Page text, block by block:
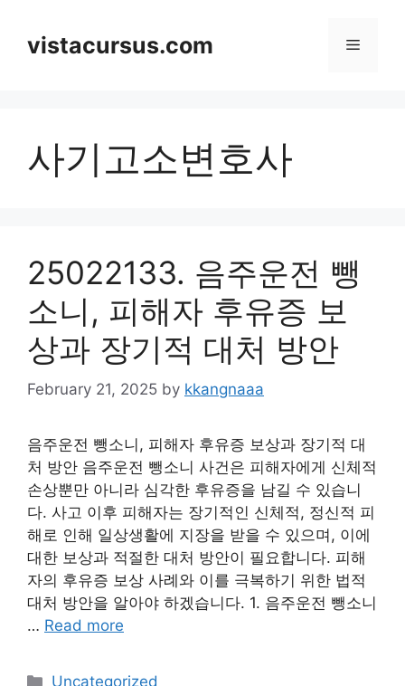
contentvistacursus.com Menu
사기고소변호사
25022133. 음주운전 뺑
소니, 피해자 후유증 보
상과 장기적 대처 방안
February 21, 2025 by kkangnaaa
음주운전 뺑소니, 피해자 후유증 보상과 장기적 대
처 방안 음주운전 뺑소니 사건은 피해자에게 신체적
손상뿐만 아니라 심각한 후유증을 남길 수 있습니
다. 사고 이후 피해자는 장기적인 신체적, 정신적 피
해로 인해 일상생활에 지장을 받을 수 있으며, 이에
대한 보상과 적절한 대처 방안이 필요합니다. 피해
자의 후유증 보상 사례와 이를 극복하기 위한 법적
대처 방안을 알아야 하겠습니다. 1. 음주운전 뺑소니
… Read more
Categories
Uncategorized